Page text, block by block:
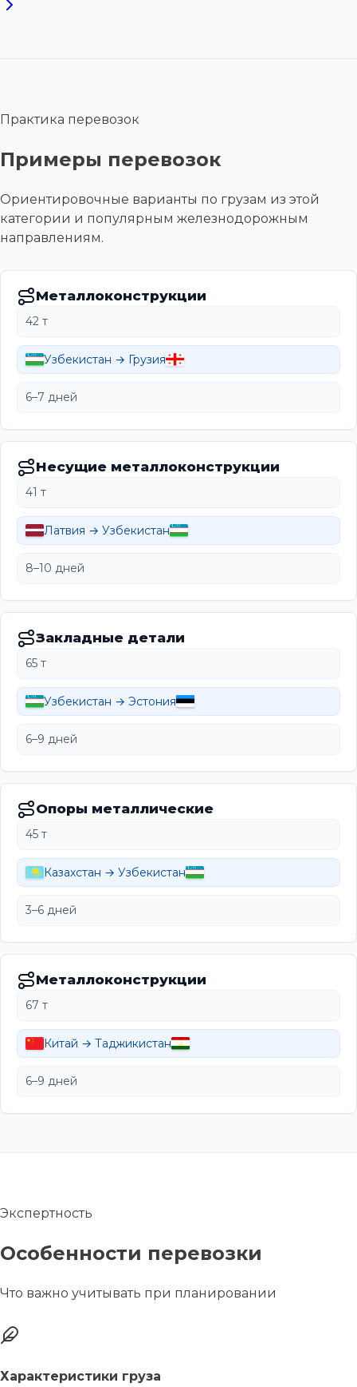
Практика перевозок
Примеры перевозок
Ориентировочные варианты по грузам из этой
категории и популярным железнодорожным
направлениям.
Металлоконструкции
42 т
Узбекистан → Грузия
6–7 дней
Несущие металлоконструкции
41 т
Латвия → Узбекистан
8–10 дней
Закладные детали
65 т
Узбекистан → Эстония
6–9 дней
Опоры металлические
45 т
Казахстан → Узбекистан
3–6 дней
Металлоконструкции
67 т
Китай → Таджикистан
6–9 дней
Экспертность
Особенности перевозки
Что важно учитывать при планировании
Характеристики груза